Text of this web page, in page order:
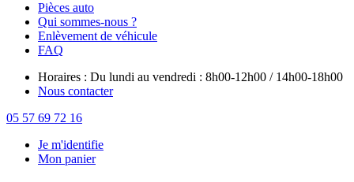
Pièces auto
Qui sommes-nous ?
Enlèvement de véhicule
FAQ
Horaires : Du lundi au vendredi : 8h00-12h00 / 14h00-18h00
Nous contacter
05 57 69 72 16
Je m'identifie
Mon panier